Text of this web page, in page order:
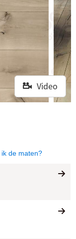
Video
ik de maten?